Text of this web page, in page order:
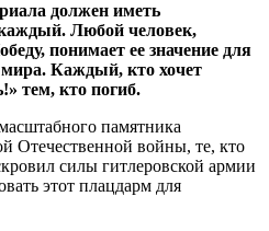
должен иметь
Любой человек,
понимает ее значение для
мира. Каждый, кто хочет
тем, кто погиб.
памятника
Отечественной войны, те, кто
силы гитлеровской армии
этот плацдарм для